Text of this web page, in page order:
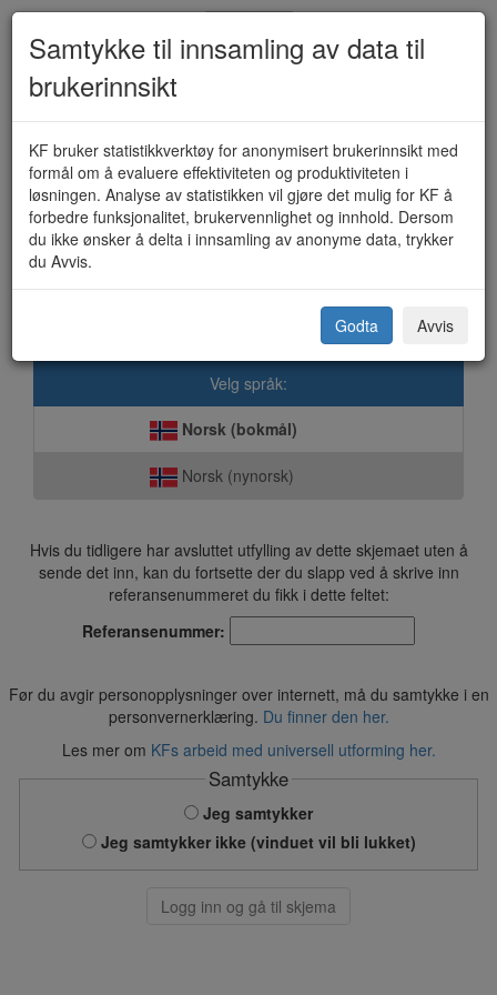
Høringsuttalelse (KF-118)
Lyngen kommune
Velg språk:
Norsk (bokmål)
Norsk (nynorsk)
Hvis du tidligere har avsluttet utfylling av dette skjemaet uten å
sende det inn, kan du fortsette der du slapp ved å skrive inn
referansenummeret du fikk i dette feltet:
Referansenummer:
Før du avgir personopplysninger over internett, må du samtykke i en
personvernerklæring. Du finner den her.
Les mer om KFs arbeid med universell utforming her.
Samtykke
Jeg samtykker
Jeg samtykker ikke (vinduet vil bli lukket)
Logg inn og gå til skjema
Samtykke til innsamling av data til
brukerinnsikt
KF bruker statistikkverktøy for anonymisert brukerinnsikt med
formål om å evaluere effektiviteten og produktiviteten i
løsningen. Analyse av statistikken vil gjøre det mulig for KF å
forbedre funksjonalitet, brukervennlighet og innhold. Dersom
du ikke ønsker å delta i innsamling av anonyme data, trykker
du Avvis.
Godta Avvis